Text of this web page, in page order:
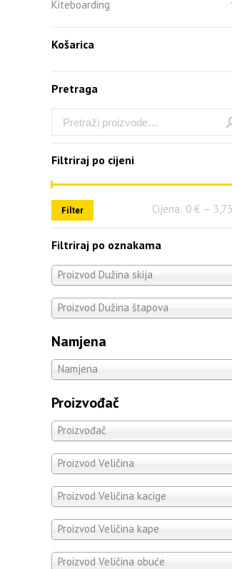
Kiteboarding
Košarica
Pretraga
Filtriraj po cijeni
Filter Cijena: 0 € —
Filtriraj po oznakama
Proizvod Dužina skija
Proizvod Dužina štapova
Namjena
Namjena
Proizvođač
Proizvođač
Proizvod Veličina
Proizvod Veličina kacige
Proizvod Veličina kape
Proizvod Veličina obuće